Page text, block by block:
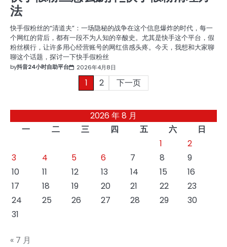
法
快手假粉丝的“清道夫”：一场隐秘的战争在这个信息爆炸的时代，每一
个网红的背后，都有一段不为人知的辛酸史。尤其是快手这个平台，假
粉丝横行，让许多用心经营账号的网红倍感头疼。今天，我想和大家聊
聊这个话题，探讨一下快手假粉丝
by抖音24小时自助平台 2026年4月8日
分
1 2 下一页
2026 年 8 月
一
二 三 四 五 六
日
1
2
3
4 5 6 7 8
9
10
11 12 13 14 15
16
17
18 19 20 21 22
23
24
25 26 27 28 29
30
31
« 7 月